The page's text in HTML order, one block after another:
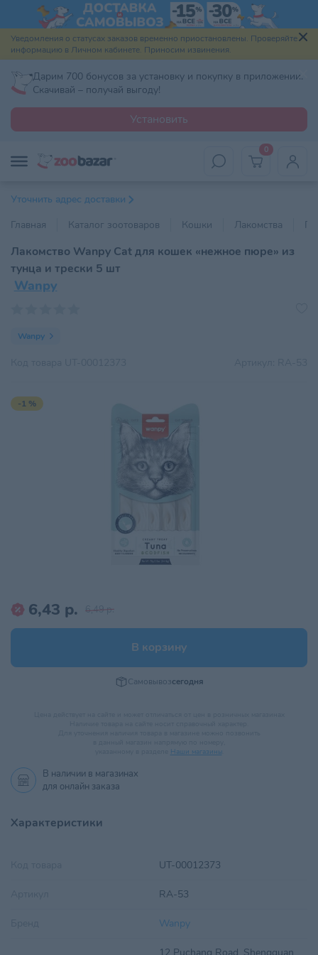
Уведомления о статусах заказов временно приостановлены. Проверяйте
информацию в Личном кабинете. Приносим извинения.
Дарим 700 бонусов за установку и покупку в приложении.
Скачивай – получай выгоду!
Установить
0
Уточнить адрес доставки
Главная
Каталог зоотоваров Кошки Лакомства
Лакомство Wanpy Cat для кошек «нежное пюре» из
тунца и трески 5 шт
Wanpy
Wanpy
-1 %
6,43 р. 6,49 р.
В корзину
Самовывозсегодня
Наши магазины.
В наличии в магазинах
для онлайн заказа
Характеристики
UT-00012373
RA-53
Wanpy